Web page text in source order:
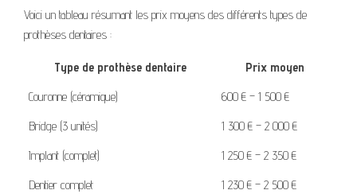
Voici un tableau résumant les prix moyens des différents types de
prothèses dentaires :
Type de prothèse dentaire
Prix moyen
Couronne (céramique)
600 € – 1 500 €
Bridge (3 unités)
1 300 € – 2 000 €
Implant (complet)
1 250 € – 2 350 €
Dentier complet
1 230 € – 2 500 €